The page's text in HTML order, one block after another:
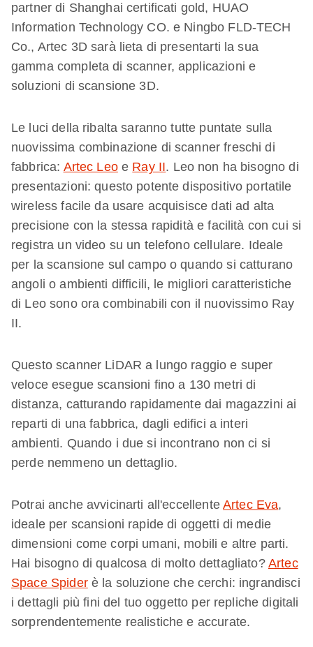
partner di Shanghai certificati gold, HUAO
Information Technology CO. e Ningbo FLD-TECH
Co., Artec 3D sarà lieta di presentarti la sua
gamma completa di scanner, applicazioni e
soluzioni di scansione 3D.
Le luci della ribalta saranno tutte puntate sulla
nuovissima combinazione di scanner freschi di
fabbrica: Artec Leoe Ray II. Leo non ha bisogno di
presentazioni: questo potente dispositivo portatile
wireless facile da usare acquisisce dati ad alta
precisione con la stessa rapidità e facilità con cui si
registra un video su un telefono cellulare. Ideale
per la scansione sul campo o quando si catturano
angoli o ambienti difficili, le migliori caratteristiche
di Leo sono ora combinabili con il nuovissimo Ray
II.
Questo scanner LiDAR a lungo raggio e super
veloce esegue scansioni fino a 130 metri di
distanza, catturando rapidamente dai magazzini ai
reparti di una fabbrica, dagli edifici a interi
ambienti. Quando i due si incontrano non ci si
perde nemmeno un dettaglio.
Potrai anche avvicinarti all'eccellente Artec Eva,
ideale per scansioni rapide di oggetti di medie
dimensioni come corpi umani, mobili e altre parti.
Hai bisogno di qualcosa di molto dettagliato? Artec
Space Spiderè la soluzione che cerchi: ingrandisci
i dettagli più fini del tuo oggetto per repliche digitali
sorprendentemente realistiche e accurate.